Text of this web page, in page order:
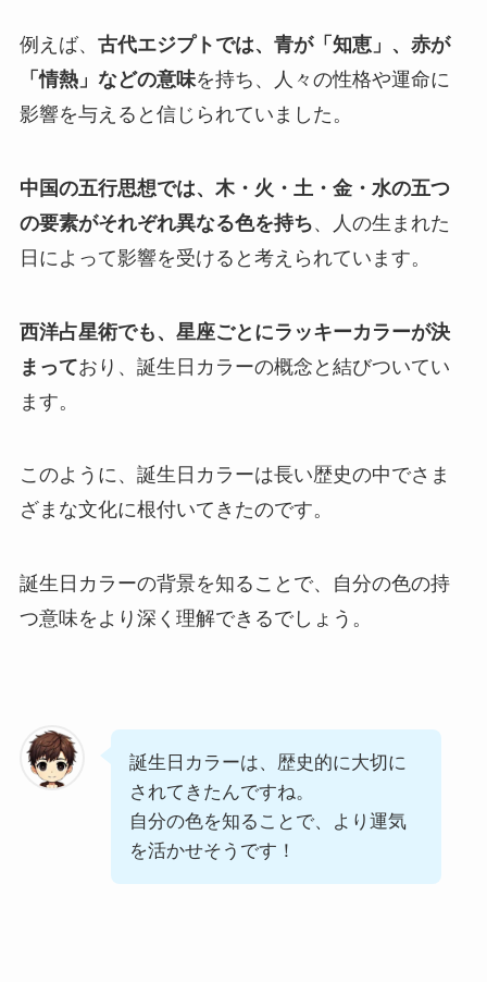
例えば、 古代エジプトでは、青が「知恵」、赤が
「情熱」などの意味を持ち、人々の性格や運命に
影響を与えると信じられていました。
中国の五行思想では、木・火・土・金・水の五つ
の要素がそれぞれ異なる色を持ち、人の生まれた
日によって影響を受けると考えられています。
西洋占星術でも、星座ごとにラッキーカラーが決
まっており、誕生日カラーの概念と結びついてい
ます。
このように、誕生日カラーは長い歴史の中でさま
ざまな文化に根付いてきたのです。
誕生日カラーの背景を知ることで、自分の色の持
つ意味をより深く理解できるでしょう。
誕生日カラーは、歴史的に大切に
されてきたんですね。
自分の色を知ることで、より運気
を活かせそうです！